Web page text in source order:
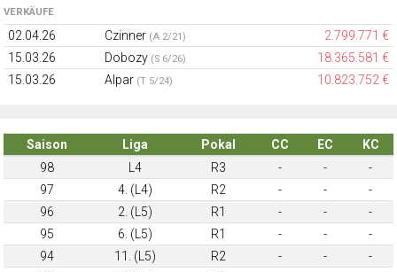
VERKÄUFE
02.04.26 Czinner (A 2/21)
2.799.771 €
15.03.26
Dobozy (S 6/26)
18.365.581 €
15.03.26
Alpar (T 5/24) 10.823.752 €
Saison Liga Pokal CC EC
KC
98
L4 R3 - -
-
97
4. (L4) R2 - -
-
96
2. (L5) R1 - -
-
95
6. (L5) R1 - -
-
94
11. (L5) R2 - -
-